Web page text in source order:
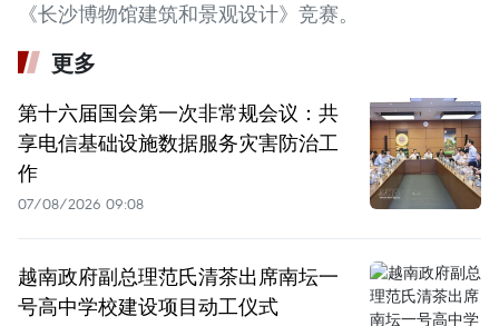
《长沙博物馆建筑和景观设计》竞赛。
更多
第十六届国会第一次非常规会议：共
享电信基础设施数据服务灾害防治工
作
07/08/2026 09:08
越南政府副总理范氏清茶出席南坛一
号高中学校建设项目动工仪式